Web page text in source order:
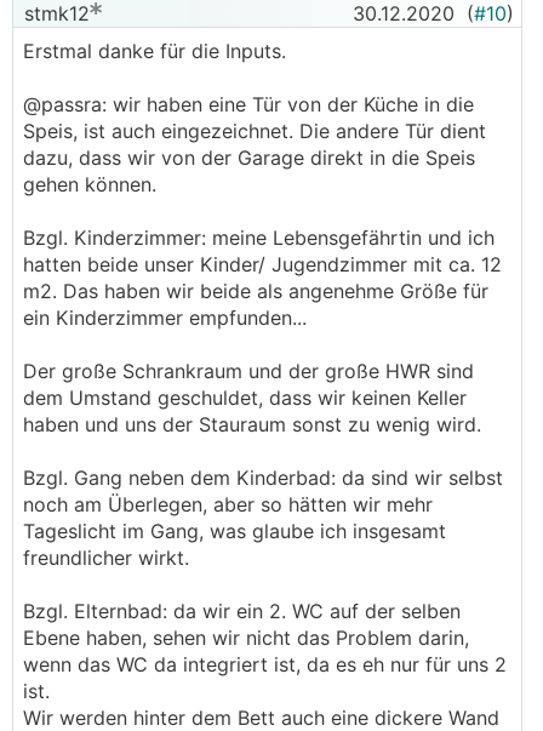
stmk12 30.12.2020 (#10)
Erstmal danke für die Inputs.
@­passra: wir haben eine Tür von der Küche in die
Speis, ist auch eingezeichnet. Die andere Tür dient
dazu, dass wir von der Garage direkt in die Speis
gehen können.
Bzgl. Kinderzimmer: meine Lebensgefährtin und ich
hatten beide unser Kinder/ Jugendzimmer mit ca. 12
m2. Das haben wir beide als angenehme Größe für
ein Kinderzimmer empfunden...
Der große Schrankraum und der große HWR sind
dem Umstand geschuldet, dass wir keinen Keller
haben und uns der Stauraum sonst zu wenig wird.
Bzgl. Gang neben dem Kinderbad: da sind wir selbst
noch am Überlegen, aber so hätten wir mehr
Tageslicht im Gang, was glaube ich insgesamt
freundlicher wirkt.
Bzgl. Elternbad: da wir ein 2. WC auf der selben
Ebene haben, sehen wir nicht das Problem darin,
wenn das WC da integriert ist, da es eh nur für uns 2
ist.
Wir werden hinter dem Bett auch eine dickere Wand